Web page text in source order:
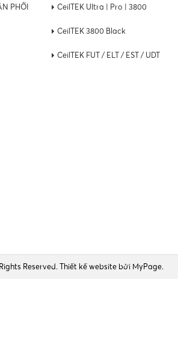
PHỐI CeilTEK Ultra | Pro | 3800
CeilTEK 3800 Black
CeilTEK FUT / ELT / EST / UDT
Reserved. Thiết kế website bởi MyPage.